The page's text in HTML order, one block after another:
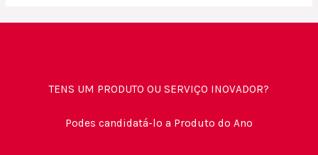
TENS UM PRODUTO OU SERVIÇO INOVADOR?
Podes candidatá-lo a Produto do Ano